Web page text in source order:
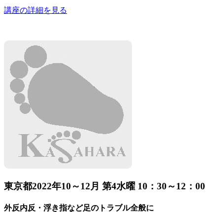
講座の詳細を見る
東京都2022年10～12月 第4水曜 10：30～12：00
外反内反・浮き指など足のトラブル全般に